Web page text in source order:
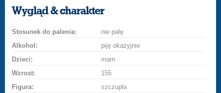
uśmiech
buziakasamochodem
szampana
drinka
różę
Wygląd & charakter
Stosunek do palenia:
nie palę
Alkohol:
piję okazyjnie
Dzieci:
mam
Wzrost:
155
Figura:
szczupła